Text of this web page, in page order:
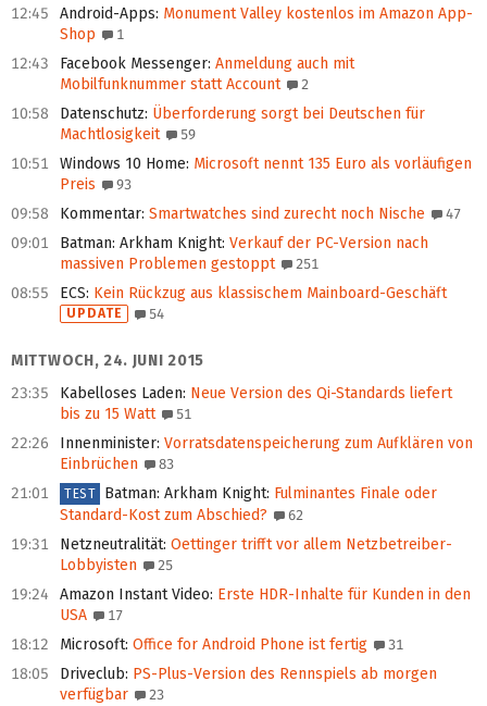
12:45 Android-Apps: Monument Valley kostenlos im Amazon App-
Shop
1
12:43 Facebook Messenger: Anmeldung auch mit
Mobilfunknummer statt Account
2
10:58 Datenschutz: Überforderung sorgt bei Deutschen für
Machtlosigkeit
59
10:51 Windows 10 Home: Microsoft nennt 135 Euro als vorläufigen
Preis
93
09:58 Kommentar: Smartwatches sind zurecht noch Nische 47
09:01 Batman: Arkham Knight: Verkauf der PC-Version nach
massiven Problemen gestoppt
251
08:55 ECS: Kein Rückzug aus klassischem Mainboard-Geschäft
UPDATE 54
MITTWOCH, 24. JUNI 2015
23:35
Kabelloses Laden: Neue Version des Qi-Standards liefert
bis zu 15 Watt
51
22:26 Innenminister: Vorratsdatenspeicherung zum Aufklären von
Einbrüchen
83
21:01 TEST Batman: Arkham Knight: Fulminantes Finale oder
Standard-Kost zum Abschied?
62
19:31 Netzneutralität: Oettinger trifft vor allem Netzbetreiber-
Lobbyisten
25
19:24 Amazon Instant Video: Erste HDR-Inhalte für Kunden in den
USA
17
18:12 Microsoft: Office for Android Phone ist fertig 31
18:05 Driveclub: PS-Plus-Version des Rennspiels ab morgen
verfügbar
23